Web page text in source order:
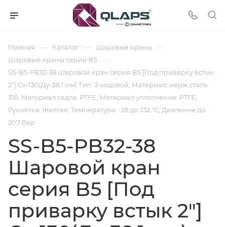
Главная — Каталог — Шаровые краны —
Шаровые краны серии В5 —
SS-B5-PB32-38 Шаровой кран серия B5 [Под приварку встык
2"] Cv-130(Ду-38,1 мм) Тип: 2-ходовой; Материал: нерж.сталь
316; Материал седла: PTFE; Материал уплотнения: PTFE;
Рукоятка: Желтая; Температура: -28 до 232 °C; Давление до
207 Бар
SS-B5-PB32-38
Шаровой кран
серия B5 [Под
приварку встык 2"]